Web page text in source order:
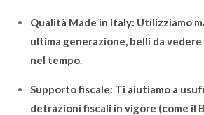
Qualità Made in Italy: Utilizziamo
ultima generazione, belli da
nel tempo.
Supporto fiscale: Ti aiutiamo a
detrazioni fiscali in vigore (come il